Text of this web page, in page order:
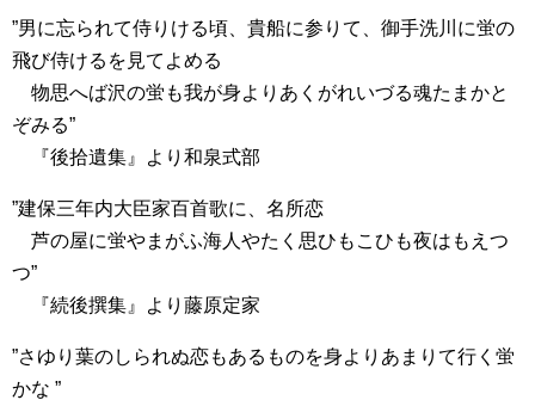
”男に忘られて侍りける頃、貴船に参りて、御手洗川に蛍の
飛び侍けるを見てよめる
物思へば沢の蛍も我が身よりあくがれいづる魂たまかと
ぞみる”
『後拾遺集』より和泉式部
”建保三年内大臣家百首歌に、名所恋
芦の屋に蛍やまがふ海人やたく思ひもこひも夜はもえつ
つ”
『続後撰集』より藤原定家
”さゆり葉のしられぬ恋もあるものを身よりあまりて行く蛍
かな ”